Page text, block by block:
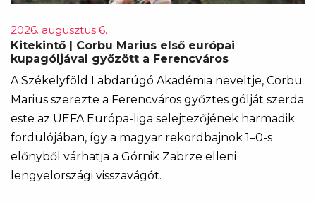
2026. augusztus 6.
Kitekintő | Corbu Marius első európai
kupagóljával győzött a Ferencváros
A Székelyföld Labdarúgó Akadémia neveltje, Corbu
Marius szerezte a Ferencváros győztes gólját szerda
este az UEFA Európa-liga selejtezőjének harmadik
fordulójában, így a magyar rekordbajnok 1–0-s
előnyből várhatja a Górnik Zabrze elleni
lengyelországi visszavágót.